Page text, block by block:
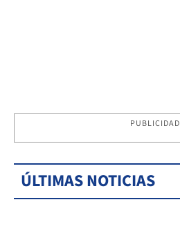
PUBLICIDAD
ÚLTIMAS NOTICIAS